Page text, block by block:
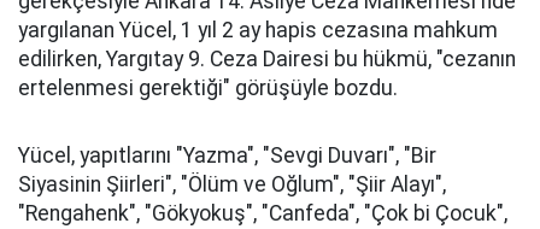
yargılanan Yücel, 1 yıl 2 ay hapis cezasına mahkum
edilirken, Yargıtay 9. Ceza Dairesi bu hükmü, "cezanın
ertelenmesi gerektiği" görüşüyle bozdu.
Yücel, yapıtlarını "Yazma", "Sevgi Duvarı", "Bir
Siyasinin Şiirleri", "Ölüm ve Oğlum", "Şiir Alayı",
"Rengahenk", "Gökyokuş", "Canfeda", "Çok bi Çocuk",